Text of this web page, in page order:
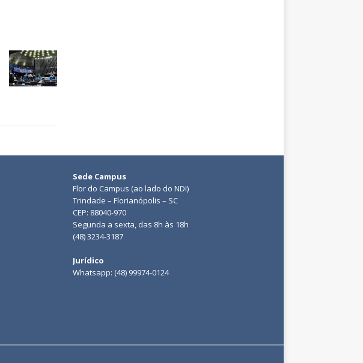
Sede Campus
Flor do Campus (ao lado do NDI)
Trindade – Florianópolis – SC
CEP: 88040-970
Segunda a sexta, das 8h às 18h
(48) 3234-3187
Jurídico
Whatsapp: (48) 99974-0124